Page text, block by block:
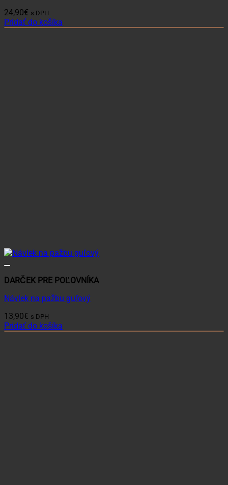
24,90€ s DPH
Pridať do košíka
DARČEK PRE POĽOVNÍKA
Návlek na pažbu guľový
13,90€ s DPH
Pridať do košíka